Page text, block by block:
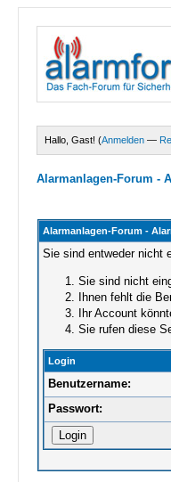
Hallo, Gast! (Anmelden —
Alarmanlagen-Forum -
Alarmanlagen-Forum -
Sie sind entweder nicht
Sie sind nicht
Ihnen fehlt die
Ihr Account
Sie rufen diese
Login
Benutzername:
Passwort: